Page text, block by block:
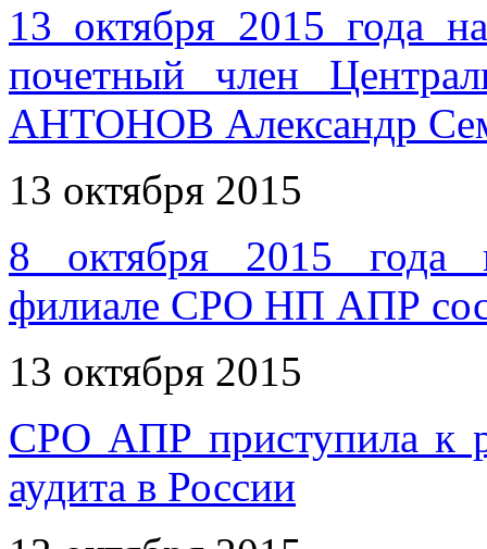
13 октября 2015 года
почетный член
АНТОНОВ Александр
13 октября 2015
8 октября 2015 года
филиале СРО НП АПР
13 октября 2015
СРО АПР приступила к
аудита в России